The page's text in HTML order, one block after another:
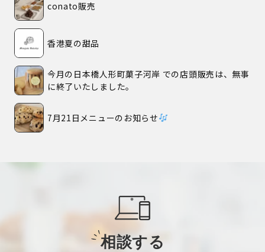
conato販売
香港夏の甜品
今月の日本橋人形町菓子河岸 での店頭販売は、無事
に終了いたしました。
7月21日メニューのお知らせ
相談する